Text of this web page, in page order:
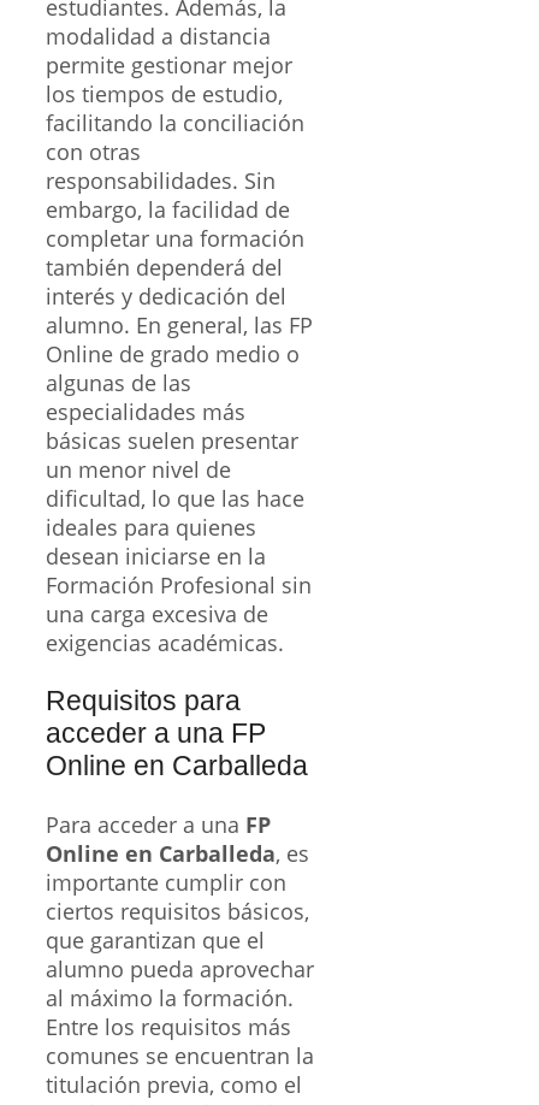
estudiantes. Además, la
modalidad a distancia
permite gestionar mejor
los tiempos de estudio,
facilitando la conciliación
con otras
responsabilidades. Sin
embargo, la facilidad de
completar una formación
también dependerá del
interés y dedicación del
alumno. En general, las FP
Online de grado medio o
algunas de las
especialidades más
básicas suelen presentar
un menor nivel de
dificultad, lo que las hace
ideales para quienes
desean iniciarse en la
Formación Profesional sin
una carga excesiva de
exigencias académicas.
Requisitos para
acceder a una FP
Online en Carballeda
Para acceder a una FP
Online en Carballeda, es
importante cumplir con
ciertos requisitos básicos,
que garantizan que el
alumno pueda aprovechar
al máximo la formación.
Entre los requisitos más
comunes se encuentran la
titulación previa, como el